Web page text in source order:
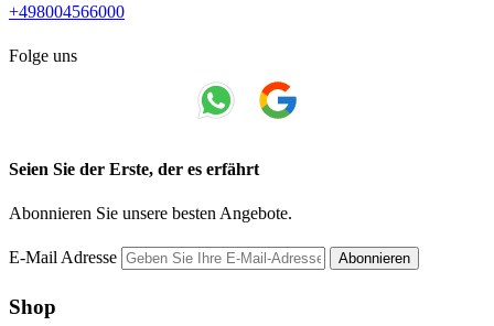
+498004566000
Folge uns
Seien Sie der Erste, der es erfährt
Abonnieren Sie unsere besten Angebote.
E-Mail Adresse Abonnieren
Shop